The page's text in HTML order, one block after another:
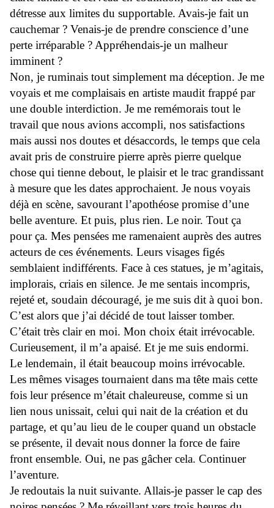
détresse aux limites du supportable. Avais-je fait un
cauchemar ? Venais-je de prendre conscience d’une
perte irréparable ? Appréhendais-je un malheur
imminent ?
Non, je ruminais tout simplement ma déception. Je me
voyais et me complaisais en artiste maudit frappé par
une double interdiction. Je me remémorais tout le
travail que nous avions accompli, nos satisfactions
mais aussi nos doutes et désaccords, le temps que cela
avait pris de construire pierre après pierre quelque
chose qui tienne debout, le plaisir et le trac grandissant
à mesure que les dates approchaient. Je nous voyais
déjà en scène, savourant l’apothéose promise d’une
belle aventure. Et puis, plus rien. Le noir. Tout ça
pour ça. Mes pensées me ramenaient auprès des autres
acteurs de ces événements. Leurs visages figés
semblaient indifférents. Face à ces statues, je m’agitais,
implorais, criais en silence. Je me sentais incompris,
rejeté et, soudain découragé, je me suis dit à quoi bon.
C’est alors que j’ai décidé de tout laisser tomber.
C’était très clair en moi. Mon choix était irrévocable.
Curieusement, il m’a apaisé. Et je me suis endormi.
Le lendemain, il était beaucoup moins irrévocable.
Les mêmes visages tournaient dans ma tête mais cette
fois leur présence m’était chaleureuse, comme si un
lien nous unissait, celui qui nait de la création et du
partage, et qu’au lieu de le couper quand un obstacle
se présente, il devait nous donner la force de faire
front ensemble. Oui, ne pas gâcher cela. Continuer
l’aventure.
Je redoutais la nuit suivante. Allais-je passer le cap des